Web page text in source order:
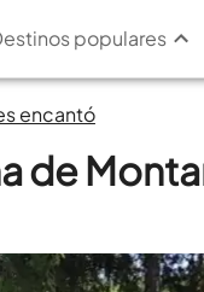
populares
encantó
de